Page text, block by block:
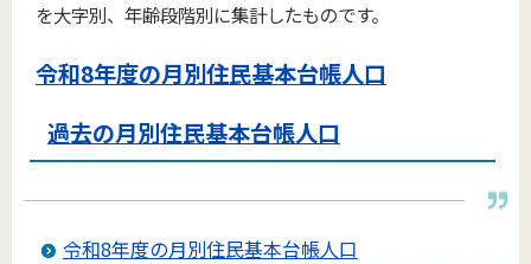
を大字別、年齢段階別に集計したものです。
令和8年度の月別住民基本台帳人口
過去の月別住民基本台帳人口
令和8年度の月別住民基本台帳人口